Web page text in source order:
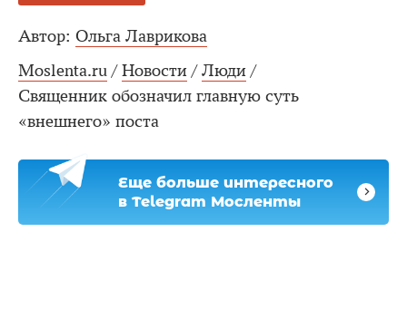
Автор: Ольга Лаврикова
Moslenta.ru / Новости / Люди /
Священник обозначил главную суть
«внешнего» поста
Еще больше интересного
в Telegram Мосленты